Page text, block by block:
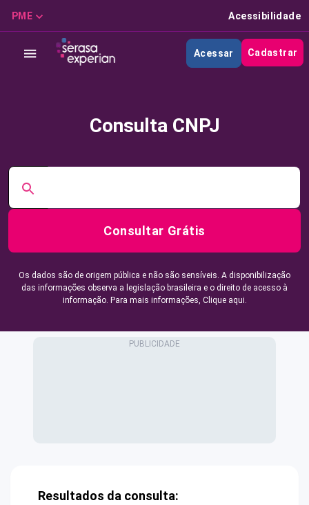
PME Acessibilidade
Acessar Cadastrar
Consulta CNPJ
Consultar Grátis
Os dados são de origem pública e não são sensíveis. A disponibilização
das informações observa a legislação brasileira e o direito de acesso à
informação. Para mais informações, Clique aqui.
Resultados da consulta: